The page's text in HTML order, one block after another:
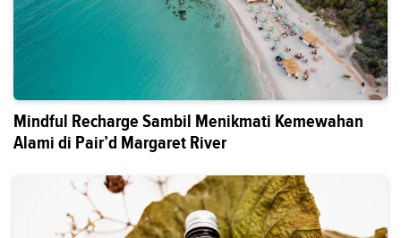
Mindful Recharge Sambil Menikmati Kemewahan
Alami di Pair’d Margaret River